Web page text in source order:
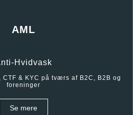
AML
Hvidvask
& KYC på tværs af B2C, B2B og
foreninger
Se mere